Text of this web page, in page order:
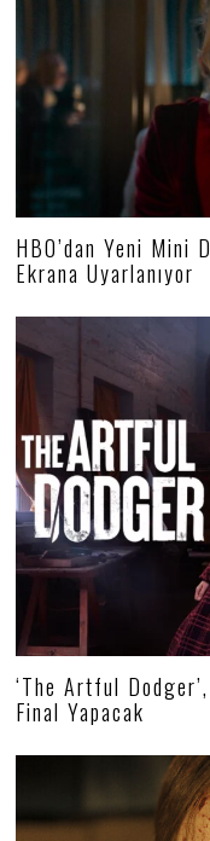
HBO’dan Yeni Mini
Ekrana Uyarlanıyor
‘The Artful
Final Yapacak